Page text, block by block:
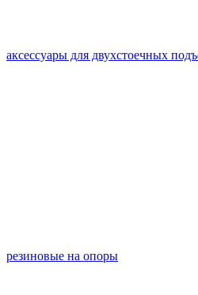
аксессуары для двухстоечных
резиновые на опоры